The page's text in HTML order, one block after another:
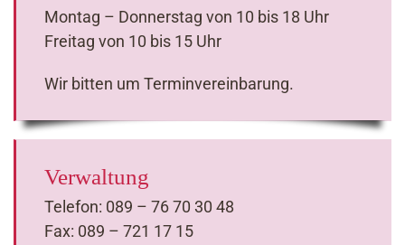
Montag – Donnerstag von 10 bis 18 Uhr
Freitag von 10 bis 15 Uhr
Wir bitten um Terminvereinbarung.
Verwaltung
Telefon: 089 – 76 70 30 48
Fax: 089 – 721 17 15